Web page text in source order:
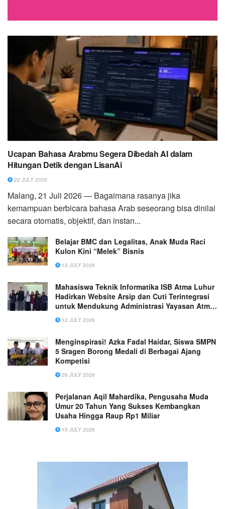
Ucapan Bahasa Arabmu Segera Dibedah AI dalam
Hitungan Detik dengan LisanAi
22 JULY 2026
Malang, 21 Juli 2026 — Bagaimana rasanya jika
kemampuan berbicara bahasa Arab seseorang bisa dinilai
secara otomatis, objektif, dan instan...
Belajar BMC dan Legalitas, Anak Muda Raci
Kulon Kini “Melek” Bisnis
13 JULY 2026
Mahasiswa Teknik Informatika ISB Atma Luhur
Hadirkan Website Arsip dan Cuti Terintegrasi
untuk Mendukung Administrasi Yayasan Atma
Luhur Pangkalpinang
12 JULY 2026
Menginspirasi! Azka Fadal Haidar, Siswa SMPN
5 Sragen Borong Medali di Berbagai Ajang
Kompetisi
26 JULY 2026
Perjalanan Aqil Mahardika, Pengusaha Muda
Umur 20 Tahun Yang Sukses Kembangkan
Usaha Hingga Raup Rp1 Miliar
15 JULY 2026